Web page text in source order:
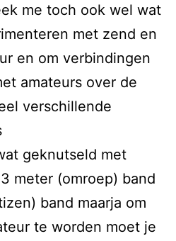
me toch ook wel wat
met zend en
en om verbindingen
amateurs over de
verschillende
geknutseld met
meter (omroep) band
band maarja om
te worden moet je